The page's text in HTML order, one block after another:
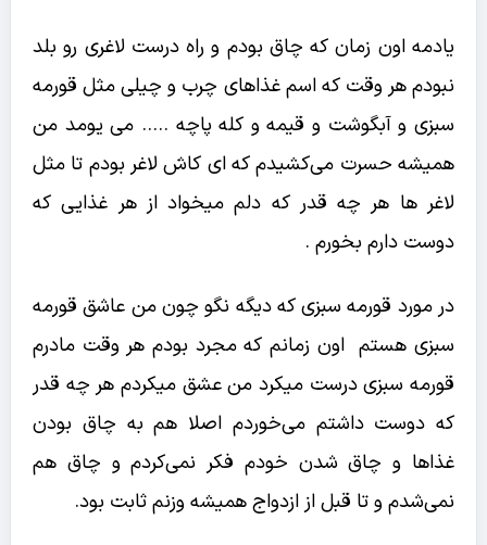
یادمه اون زمان که چاق بودم و راه درست لاغری رو بلد
نبودم هر وقت که اسم غذاهای چرب و چیلی مثل قورمه
سبزی و آبگوشت و قیمه و کله پاچه ….. می یومد من
همیشه حسرت می‌کشیدم که ای کاش لاغر بودم تا مثل
لاغر ها هر چه قدر که دلم میخواد از هر غذایی که
دوست دارم بخورم .
در مورد قورمه سبزی که دیگه نگو چون من عاشق قورمه
سبزی هستم اون زمانم که مجرد بودم هر وقت مادرم
قورمه سبزی درست میکرد من عشق میکردم هر چه قدر
که دوست داشتم می‌خوردم اصلا هم به چاق بودن
غذاها و چاق شدن خودم فکر نمی‌کردم و چاق هم
نمی‌شدم و تا قبل از ازدواج همیشه وزنم ثابت بود.